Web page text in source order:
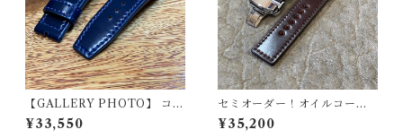
【GALLERY PHOTO】 コー
ドバン 時計ベルト ダークネイ
ビー 22mm-20mm ”クラシッ
¥33,550
セミオーダー！オイルコード
バン 時計ベルト バーガンディ
22mm幅まで指定可能【クラ
¥35,200